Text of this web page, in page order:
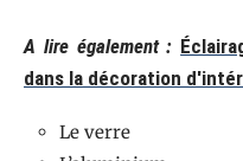
A lire également :
dans la décoration
Le verre